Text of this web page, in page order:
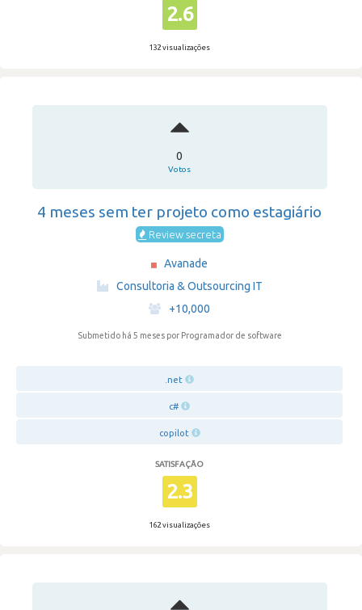
2.6
132 visualizações
0
Votos
4 meses sem ter projeto como estagiário
Review secreta
Avanade
·
Consultoria & Outsourcing IT
·
+10,000
Submetido há 5 meses por Programador de software
.net
c#
copilot
SATISFAÇÃO
2.3
162 visualizações